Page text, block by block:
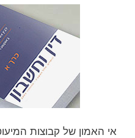
אי האמון של קבוצות